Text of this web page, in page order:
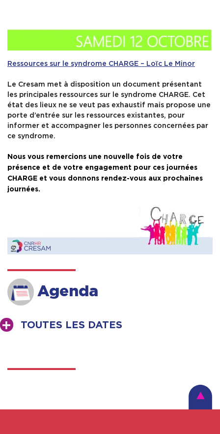
Ressources sur le syndrome CHARGE – Loïc Le Minor
Le Cresam met à disposition un document présentant
les principales ressources sur le syndrome CHARGE. Cet
état des lieux ne se veut pas exhaustif mais propose une
porte d’entrée sur les ressources existantes, pour
informer et accompagner les personnes concernées par
ce syndrome.
Nous vous remercions une nouvelle fois de votre
présence et de votre engagement pour ces journées
CHARGE et vous donnons rendez-vous aux prochaines
journées.
Agenda
TOUTES LES DATES